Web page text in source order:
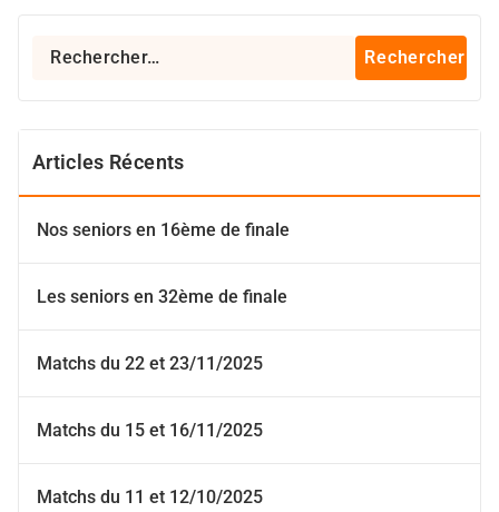
Rechercher :
Articles Récents
Nos seniors en 16ème de finale
Les seniors en 32ème de finale
Matchs du 22 et 23/11/2025
Matchs du 15 et 16/11/2025
Matchs du 11 et 12/10/2025